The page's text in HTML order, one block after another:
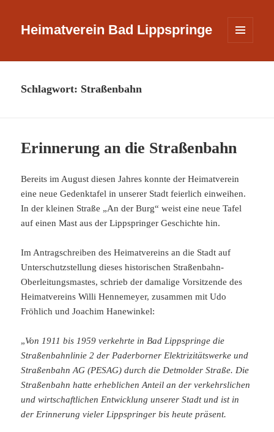
Heimatverein Bad Lippspringe
WIDGETS
Schlagwort: Straßenbahn
Erinnerung an die Straßenbahn
Bereits im August diesen Jahres konnte der Heimatverein
eine neue Gedenktafel in unserer Stadt feierlich einweihen.
In der kleinen Straße „An der Burg“ weist eine neue Tafel
auf einen Mast aus der Lippspringer Geschichte hin.
Im Antragschreiben des Heimatvereins an die Stadt auf
Unterschutzstellung dieses historischen Straßenbahn-
Oberleitungsmastes, schrieb der damalige Vorsitzende des
Heimatvereins Willi Hennemeyer, zusammen mit Udo
Fröhlich und Joachim Hanewinkel:
„Von 1911 bis 1959 verkehrte in Bad Lippspringe die
Straßenbahnlinie 2 der Paderborner Elektrizitätswerke und
Straßenbahn AG (PESAG) durch die Detmolder Straße. Die
Straßenbahn hatte erheblichen Anteil an der verkehrslichen
und wirtschaftlichen Entwicklung unserer Stadt und ist in
der Erinnerung vieler Lippspringer bis heute präsent.